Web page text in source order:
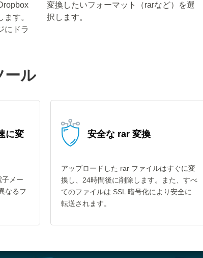
す。
にドラ
変換したいフォーマット（rarなど）を選
択します。
ール
に変
メー
なるフ
安全な rar 変換
アップロードした rar ファイルはすぐに変
換し、24時間後に削除します。また、すべ
てのファイルは SSL 暗号化により安全に
転送されます。